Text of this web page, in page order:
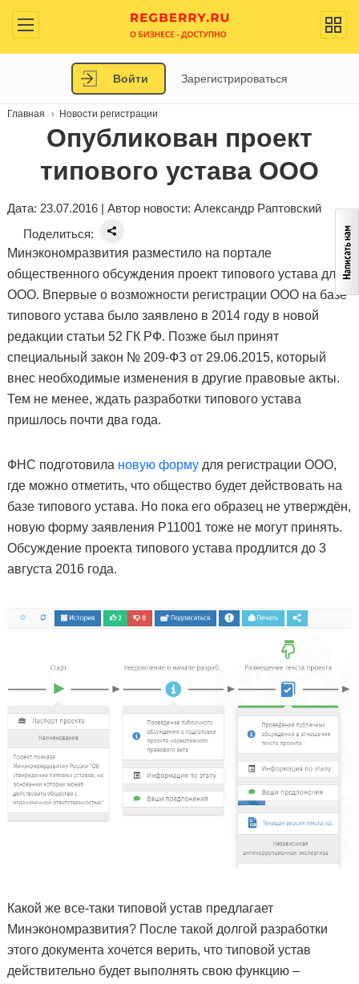
Войти Зарегистрироваться
Главная Новости регистрации
Опубликован проект
типового устава ООО
Дата: 23.07.2016 | Автор новости: Александр Раптовский
Поделиться:
Минэкономразвития разместило на портале
общественного обсуждения проект типового устава для
ООО. Впервые о возможности регистрации ООО на базе
типового устава было заявлено в 2014 году в новой
редакции статьи 52 ГК РФ. Позже был принят
специальный закон № 209-ФЗ от 29.06.2015, который
внес необходимые изменения в другие правовые акты.
Тем не менее, ждать разработки типового устава
пришлось почти два года.
ФНС подготовила новую формудля регистрации ООО,
где можно отметить, что общество будет действовать на
базе типового устава. Но пока его образец не утверждён,
новую форму заявления Р11001 тоже не могут принять.
Обсуждение проекта типового устава продлится до 3
августа 2016 года.
Какой же все-таки типовой устав предлагает
Минэкономразвития? После такой долгой разработки
этого документа хочется верить, что типовой устав
действительно будет выполнять свою функцию –